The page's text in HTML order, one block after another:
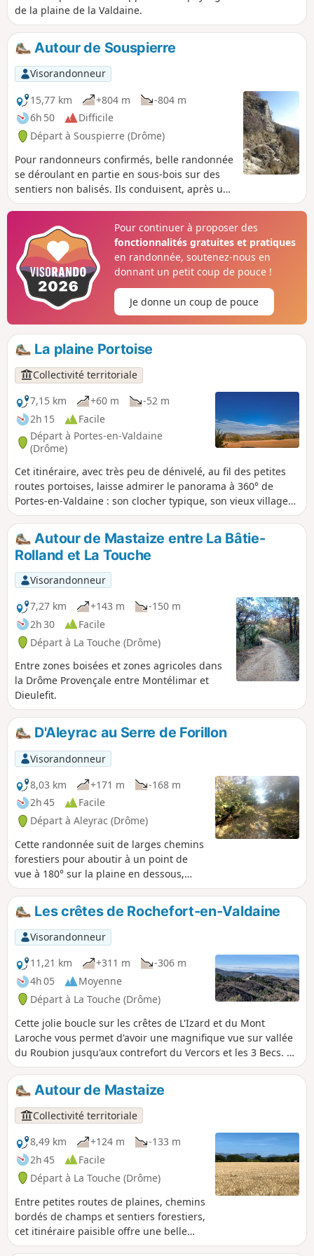
de la plaine de la Valdaine.
Autour de Souspierre
Visorandonneur
15,77 km
+804 m
-804 m
6h 50
Difficile
Départ à Souspierre (Drôme)
Pour randonneurs confirmés, belle randonnée
se déroulant en partie en sous-bois sur des
sentiers non balisés. Ils conduisent, après un
très beau passage en crête, sur des falaises
barre rocheuse, à la Grotte de l’Ermite,
excavation naturelle dans les rochers. Au-
dessus, se dressent le sommet de Châtelard,
et les ruines d’une ancienne tour de guet
datant du Moyen-Âge, détruite durant les
Guerres de Religion. La vue panoramique sur
la vallée est superbe.
Pour continuer à proposer des
fonctionnalités gratuites et pratiques
en randonnée, soutenez-nous en
donnant un petit coup de pouce !
Je donne un coup de pouce
La plaine Portoise
Collectivité territoriale
7,15 km
+60 m
-52 m
2h 15
Facile
Départ à Portes-en-Valdaine
(Drôme)
Cet itinéraire, avec très peu de dénivelé, au fil des petites
routes portoises, laisse admirer le panorama à 360° de
Portes-en-Valdaine : son clocher typique, son vieux village
et le Serre de Mirabel en toile de fond.
Autour de Mastaize entre La Bâtie-
Rolland et La Touche
Visorandonneur
7,27 km
+143 m
-150 m
2h 30
Facile
Départ à La Touche (Drôme)
Entre zones boisées et zones agricoles dans
la Drôme Provençale entre Montélimar et
Dieulefit.
D'Aleyrac au Serre de Forillon
Visorandonneur
8,03 km
+171 m
-168 m
2h 45
Facile
Départ à Aleyrac (Drôme)
Cette randonnée suit de larges chemins
forestiers pour aboutir à un point de
vue à 180° sur la plaine en dessous,
agricole et aussi boisée, de la Valdaine.
Une petite boucle intermédiaire
agrémente l'aller-retour.
Les crêtes de Rochefort-en-Valdaine
Visorandonneur
11,21 km
+311 m
-306 m
4h 05
Moyenne
Départ à La Touche (Drôme)
Cette jolie boucle sur les crêtes de L'Izard et du Mont
Laroche vous permet d'avoir une magnifique vue sur vallée
du Roubion jusqu'aux contrefort du Vercors et les 3 Becs. Au
départ du joli village de La Touche, l'itinéraire passe au
châteaux de Rochefort-en-Valdaine, puis par les truffières
de Janeston. La randonnée traverse également le joli petit
hameau du Moulin de Bay en bord de rivière, par une
succession de chemins et sentiers très variés, parfois raides
mais sur une courte distance.
Autour de Mastaize
Collectivité territoriale
8,49 km
+124 m
-133 m
2h 45
Facile
Départ à La Touche (Drôme)
Entre petites routes de plaines, chemins
bordés de champs et sentiers forestiers,
cet itinéraire paisible offre une belle
mise au vert avec vue sur les monts